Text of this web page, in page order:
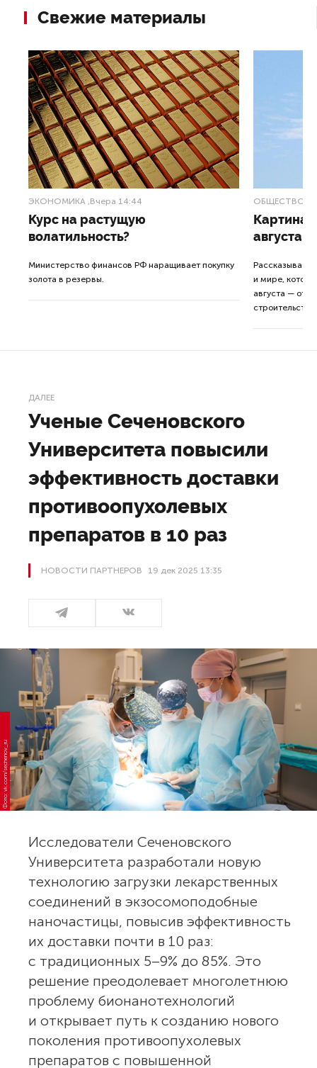
Свежие материалы
ЭКОНОМИКА ,Вчера 14:44
Курс на растущую
волатильность?
Министерство финансов РФ наращивает покупку
золота в резервы.
ОБЩЕСТВО
Картина
августа
Рассказываем
и мире,
августа — от
ДАЛЕЕ
Ученые Сеченовского
Университета повысили
эффективность доставки
противоопухолевых
препаратов в 10 раз
НОВОСТИ ПАРТНЕРОВ 19 дек 2025 13:35
Фото: vk.com/sechenov_ru
Исследователи Сеченовского
Университета разработали новую
технологию загрузки лекарственных
соединений в экзосомоподобные
наночастицы, повысив эффективность
их доставки почти в 10 раз:
с традиционных 5–9% до 85%. Это
решение преодолевает многолетнюю
проблему бионанотехнологий
и открывает путь к созданию нового
поколения противоопухолевых
препаратов с повышенной